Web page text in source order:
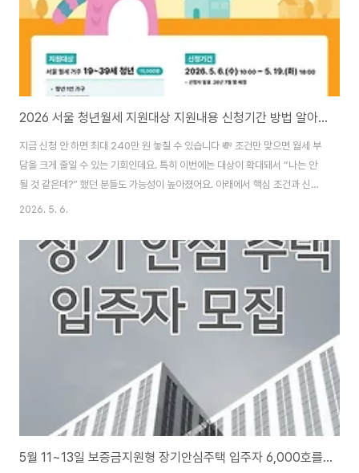
2026 서울 청년월세 지원대상 지원내용 신청기간 방법 알아보고 신청바로가기
지금 신청 안 하면 최대 240만 원 놓칠 수 있습니다 💸 조건만 맞으면 월세 부
담을 크게 줄일 수 있는 기회인데요. 특히 이번에는 대상이 확대돼서 “나는 안
될 것 같은데?” 했던 분들도 가능성이 높아졌어요. 아래에서 핵심 조건과 신청
방법을 빠르게 확인해보세요. 청년 월세지원 신청하기👆 청년 월세지원 무엇이
체가 넓어진 것이 핵심입니다. 기존 1인 청년 중심에서 벗어나 한부모 가족, 신
혼부부, 전세사기 피해자까지 포함되면서 현실적인 지원 정책으로 개선됐습니
어요.지원 대상 확대 핵심 정리특히 눈에 띄는 대상 확대는 다음과 같습니다. 청
년 한부모 가..
2026. 5. 6.
5월 11~13일 보증금지원형 장기안심주택 입주자 6,000호를 모집 온라인 신청